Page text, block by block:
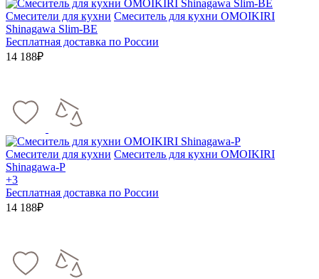
Смесители для кухни Смеситель для кухни OMOIKIRI
Shinagawa Slim-BE
Бесплатная доставка по России
14 188₽
Смесители для кухни Смеситель для кухни OMOIKIRI
Shinagawa-P
+3
Бесплатная доставка по России
14 188₽